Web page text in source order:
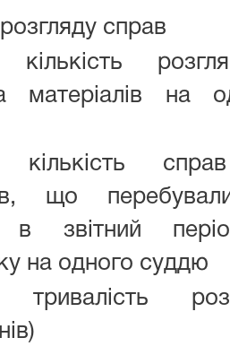
справ
матеріалів на
кількість
що
в звітний
на одного суддю
тривалість